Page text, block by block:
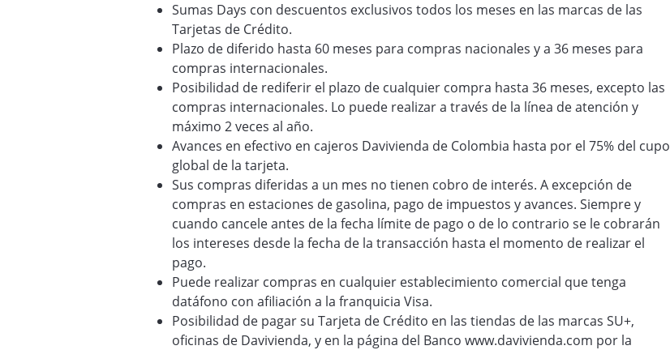
Sumas Days con descuentos exclusivos todos los meses en las marcas de las
Tarjetas de Crédito.
Plazo de diferido hasta 60 meses para compras nacionales y a 36 meses para
compras internacionales.
Posibilidad de rediferir el plazo de cualquier compra hasta 36 meses, excepto las
compras internacionales. Lo puede realizar a través de la línea de atención y
máximo 2 veces al año.
Avances en efectivo en cajeros Davivienda de Colombia hasta por el 75% del cupo
global de la tarjeta.
Sus compras diferidas a un mes no tienen cobro de interés. A excepción de
compras en estaciones de gasolina, pago de impuestos y avances. Siempre y
cuando cancele antes de la fecha límite de pago o de lo contrario se le cobrarán
los intereses desde la fecha de la transacción hasta el momento de realizar el
pago.
Puede realizar compras en cualquier establecimiento comercial que tenga
datáfono con afiliación a la franquicia Visa.
Posibilidad de pagar su Tarjeta de Crédito en las tiendas de las marcas SU+,
oficinas de Davivienda, y en la página del Banco www.davivienda.com por la